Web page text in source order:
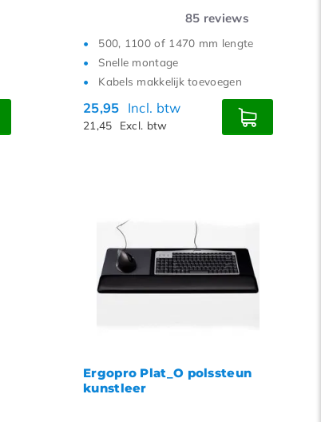
85 reviews
500, 1100 of 1470 mm lengte
Snelle montage
Kabels makkelijk toevoegen
25,95 Incl. btw
21,45 Excl. btw
Ergopro Plat_O polssteun
kunstleer